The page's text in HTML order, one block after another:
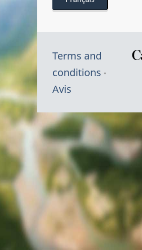
Terms and
conditions
Avis